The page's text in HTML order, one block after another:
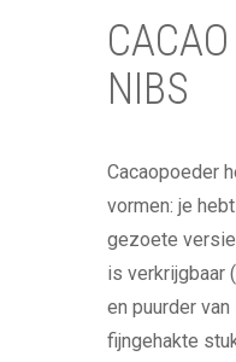
NIBS
Cacaopoeder
vormen: je
gezoete
is verkrijgbaar
en puurder
fijngehakte